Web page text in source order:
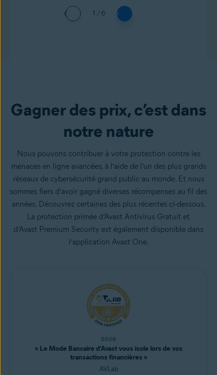
1 / 6
Gagner des prix, c’est dans
notre nature
Nous pouvons contribuer à votre protection contre les
menaces en ligne avancées, à l’aide de l’un des plus grands
réseaux de cybersécurité grand public au monde. Et nous
sommes fiers d’avoir gagné diverses récompenses au fil des
années. Découvrez certaines des plus récentes ci-dessous.
La protection primée d’Avast Antivirus Gratuit et
d’Avast Premium Security est également disponible dans
l’application Avast One.
2026
« Le Mode Bancaire d’Avast vous isole lors de vos
transactions financières »
AVLab